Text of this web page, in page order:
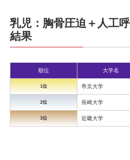
乳児：胸骨圧迫＋人工
結果
順位 大学名
1位 帝京大学
2位 長崎大学
3位 近畿大学